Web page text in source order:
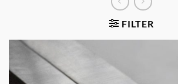
FILTER